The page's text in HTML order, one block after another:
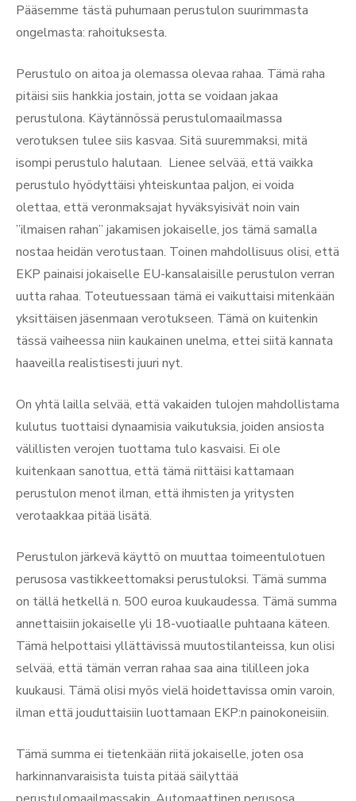
Pääsemme tästä puhumaan perustulon suurimmasta
ongelmasta: rahoituksesta.
Perustulo on aitoa ja olemassa olevaa rahaa. Tämä raha
pitäisi siis hankkia jostain, jotta se voidaan jakaa
perustulona. Käytännössä perustulomaailmassa
verotuksen tulee siis kasvaa. Sitä suuremmaksi, mitä
isompi perustulo halutaan. Lienee selvää, että vaikka
perustulo hyödyttäisi yhteiskuntaa paljon, ei voida
olettaa, että veronmaksajat hyväksyisivät noin vain
”ilmaisen rahan” jakamisen jokaiselle, jos tämä samalla
nostaa heidän verotustaan. Toinen mahdollisuus olisi, että
EKP painaisi jokaiselle EU-kansalaisille perustulon verran
uutta rahaa. Toteutuessaan tämä ei vaikuttaisi mitenkään
yksittäisen jäsenmaan verotukseen. Tämä on kuitenkin
tässä vaiheessa niin kaukainen unelma, ettei siitä kannata
haaveilla realistisesti juuri nyt.
On yhtä lailla selvää, että vakaiden tulojen mahdollistama
kulutus tuottaisi dynaamisia vaikutuksia, joiden ansiosta
välillisten verojen tuottama tulo kasvaisi. Ei ole
kuitenkaan sanottua, että tämä riittäisi kattamaan
perustulon menot ilman, että ihmisten ja yritysten
verotaakkaa pitää lisätä.
Perustulon järkevä käyttö on muuttaa toimeentulotuen
perusosa vastikkeettomaksi perustuloksi. Tämä summa
on tällä hetkellä n. 500 euroa kuukaudessa. Tämä summa
annettaisiin jokaiselle yli 18-vuotiaalle puhtaana käteen.
Tämä helpottaisi yllättävissä muutostilanteissa, kun olisi
selvää, että tämän verran rahaa saa aina tililleen joka
kuukausi. Tämä olisi myös vielä hoidettavissa omin varoin,
ilman että jouduttaisiin luottamaan EKP:n painokoneisiin.
Tämä summa ei tietenkään riitä jokaiselle, joten osa
harkinnanvaraisista tuista pitää säilyttää